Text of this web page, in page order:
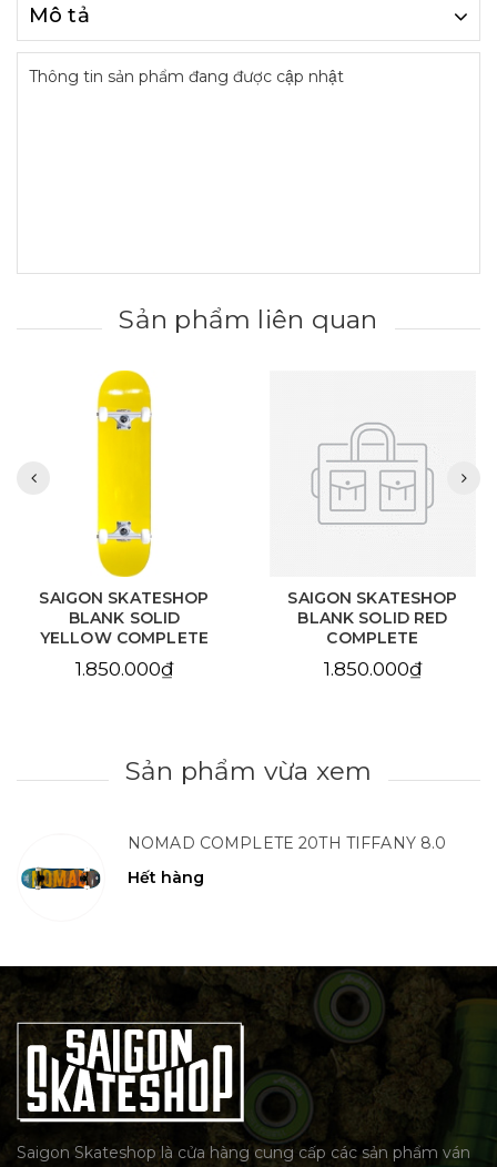
Mô tả
Thông tin sản phẩm đang được cập nhật
Sản phẩm liên quan
SAIGON SKATESHOP
BLANK SOLID RED
COMPLETE
1.850.000₫
SAIGON SKATESHOP
BLANK NATURAL
COMPLETE
1.850.000₫
Sản phẩm vừa xem
NOMAD COMPLETE 20TH TIFFANY 8.0
Hết hàng
Saigon Skateshop là cửa hàng cung cấp các sản phẩm ván